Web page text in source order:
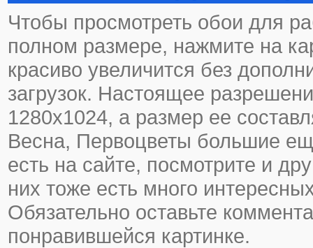
Чтобы просмотреть обои для
полном размере, нажмите на
красиво увеличится без
загрузок. Настоящее
1280х1024, а размер ее
Весна, Первоцветы большие
есть на сайте, посмотрите и
них тоже есть много
Обязательно оставьте
понравившейся картинке.